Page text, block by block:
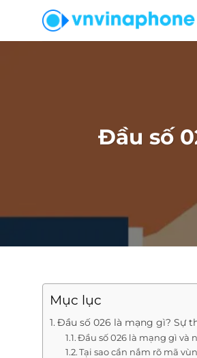
nội
Đầu số
Mục lục
Đầu số 026 là mạng gì? Sự
Đầu số 026 là mạng gì và
Tại sao cần nắm rõ mã